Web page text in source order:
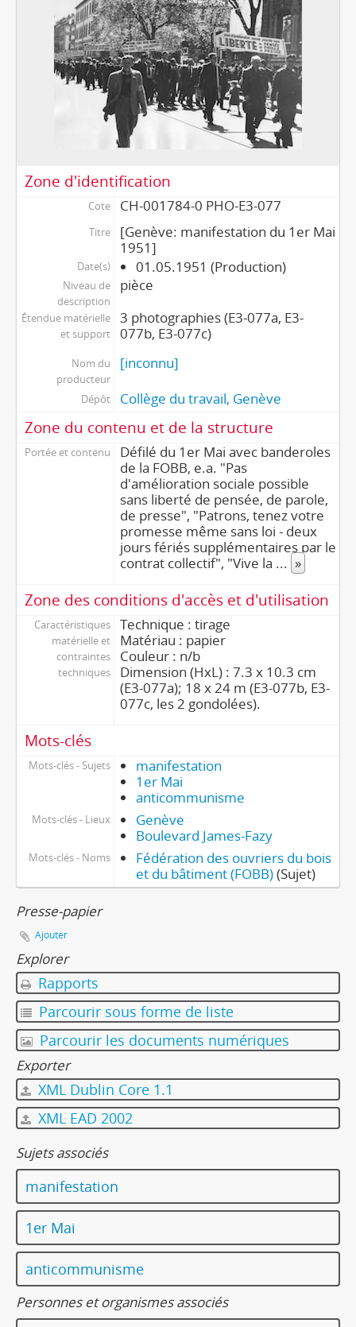
Zone d'identification
Cote CH-001784-0 PHO-E3-077
Titre
[Genève: manifestation du 1er Mai
1951]
Date(s) 01.05.1951 (Production)
Niveau de
description
pièce
Étendue matérielle
et support
3 photographies (E3-077a, E3-
077b, E3-077c)
Nom du
producteur
[inconnu]
Dépôt Collège du travail, Genève
Zone du contenu et de la structure
Portée et contenu
Défilé du 1er Mai avec banderoles
de la FOBB, e.a. "Pas
d'amélioration sociale possible
sans liberté de pensée, de parole,
de presse", "Patrons, tenez votre
promesse même sans loi - deux
jours fériés supplémentaires par le
contrat collectif", "Vive la ... »
Zone des conditions d'accès et d'utilisation
Caractéristiques
matérielle et
contraintes
techniques
Technique : tirage
Matériau : papier
Couleur : n/b
Dimension (HxL) : 7.3 x 10.3 cm
(E3-077a); 18 x 24 m (E3-077b, E3-
077c, les 2 gondolées).
Mots-clés
Mots-clés - Sujets
manifestation
1er Mai
anticommunisme
Mots-clés - Lieux
Genève
Boulevard James-Fazy
Mots-clés - Noms
Fédération des ouvriers du bois
et du bâtiment (FOBB)(Sujet)
Presse-papier
Ajouter
Explorer
Rapports
Parcourir sous forme de liste
Parcourir les documents numériques
Exporter
XML Dublin Core 1.1
XML EAD 2002
Sujets associés
manifestation
1er Mai
anticommunisme
Personnes et organismes associés